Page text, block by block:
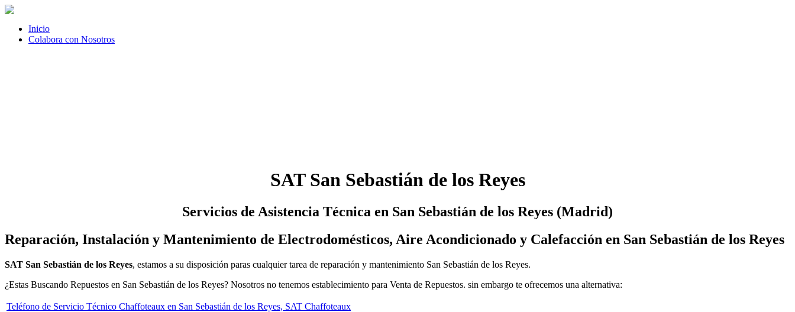
Inicio
Colabora con Nosotros
SAT San Sebastián de los Reyes
Servicios de Asistencia Técnica en San Sebastián de los Reyes (Madrid)
Reparación, Instalación y Mantenimiento de Electrodomésticos, Aire Acondicionado y Calefacción en San Sebastián de los Reyes
SAT San Sebastián de los Reyes, estamos a su disposición paras cualquier tarea de reparación y mantenimiento San Sebastián de los Reyes.
¿Estas Buscando Repuestos en San Sebastián de los Reyes? Nosotros no tenemos establecimiento para Venta de Repuestos. sin embargo te ofrecemos una alternativa:
Teléfono de Servicio Técnico Chaffoteaux en San Sebastián de los Reyes, SAT Chaffoteaux